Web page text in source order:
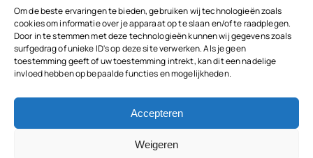
Om de beste ervaringen te bieden, gebruiken wij technologieën zoals
cookies om informatie over je apparaat op te slaan en/of te raadplegen.
Door in te stemmen met deze technologieën kunnen wij gegevens zoals
surfgedrag of unieke ID's op deze site verwerken. Als je geen
toestemming geeft of uw toestemming intrekt, kan dit een nadelige
invloed hebben op bepaalde functies en mogelijkheden.
Accepteren
Weigeren
© 2026NBC Eelman & Partners |KvK: 78187591
Algemene voorwaarden|Disclaimer | Copyright |